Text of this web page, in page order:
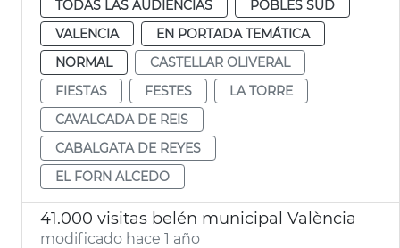
TODAS LAS AUDIENCIAS
POBLES SUD
VALENCIA
EN PORTADA TEMÁTICA
NORMAL
CASTELLAR OLIVERAL
FIESTAS
FESTES
LA TORRE
CAVALCADA DE REIS
CABALGATA DE REYES
EL FORN ALCEDO
41.000 visitas belén municipal València
modificado hace 1 año